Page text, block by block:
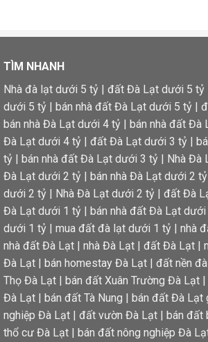
TÌM NHANH
Nhà đà lạt dưới 5 tỷ | đất Đà Lạt dưới 5 tỷ
dưới 5 tỷ | bán nhà đất Đà Lạt dưới 5 tỷ |
bán nhà Đà Lạt dưới 4 tỷ | bán nhà đất Đà
Đà Lạt dưới 4 tỷ | đất Đà Lạt dưới 3 tỷ |
tỷ | bán nhà đất Đà Lạt dưới 3 tỷ | Nhà Đà
Đà Lạt dưới 2 tỷ | bán nhà Đà Lạt dưới 2 tỷ
dưới 2 tỷ | Nhà Đà Lạt dưới 2 tỷ | đất Đà
Đà Lạt dưới 1 tỷ | bán nhà đất Đà Lạt dưới
dưới 1 tỷ | mua đất đà lạt dưới 1 tỷ | nhà
nhà đất Đà Lạt | nhà Đà Lạt | đất Đà Lạt |
Đà Lạt | bán homestay Đà Lạt | đất nền
Thọ Đà Lạt | bán đất Xuân Trường Đà Lạt |
Đà Lạt | bán đất Tà Nung | bán đất Đà Lạt
nghiệp Đà Lạt | đất vườn Đà Lạt | bán đất
thổ cư Đà Lạt | bán đất nông nghiệp Đà